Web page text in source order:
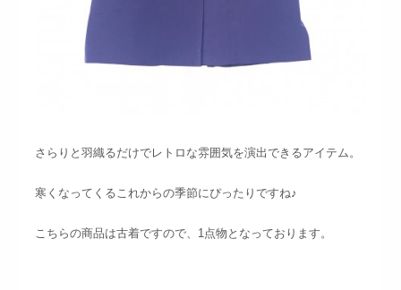
さらりと羽織るだけでレトロな雰囲気を演出できるアイテム。
寒くなってくるこれからの季節にぴったりですね♪
こちらの商品は古着ですので、1点物となっております。